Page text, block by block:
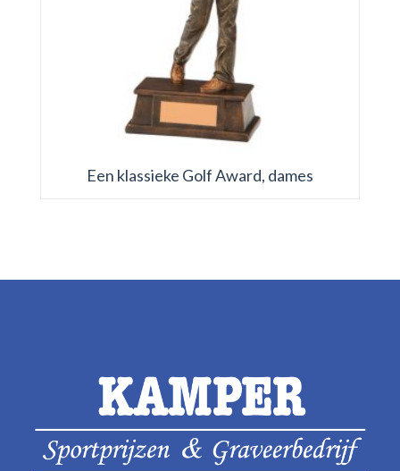
Een klassieke Golf Award, dames